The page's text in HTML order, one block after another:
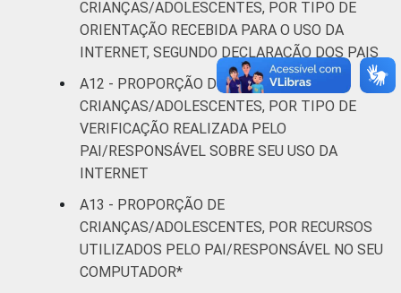
CRIANÇAS/ADOLESCENTES, POR TIPO DE
ORIENTAÇÃO RECEBIDA PARA O USO DA
INTERNET, SEGUNDO DECLARAÇÃO DOS PAIS
A12 - PROPORÇÃO DE
CRIANÇAS/ADOLESCENTES, POR TIPO DE
VERIFICAÇÃO REALIZADA PELO
PAI/RESPONSÁVEL SOBRE SEU USO DA
INTERNET
A13 - PROPORÇÃO DE
CRIANÇAS/ADOLESCENTES, POR RECURSOS
UTILIZADOS PELO PAI/RESPONSÁVEL NO SEU
COMPUTADOR*